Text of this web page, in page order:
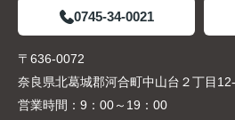
0745-34-0021
〒636-0072
奈良県北葛城郡河合町中山台２丁目
営業時間： 9：00～19：00